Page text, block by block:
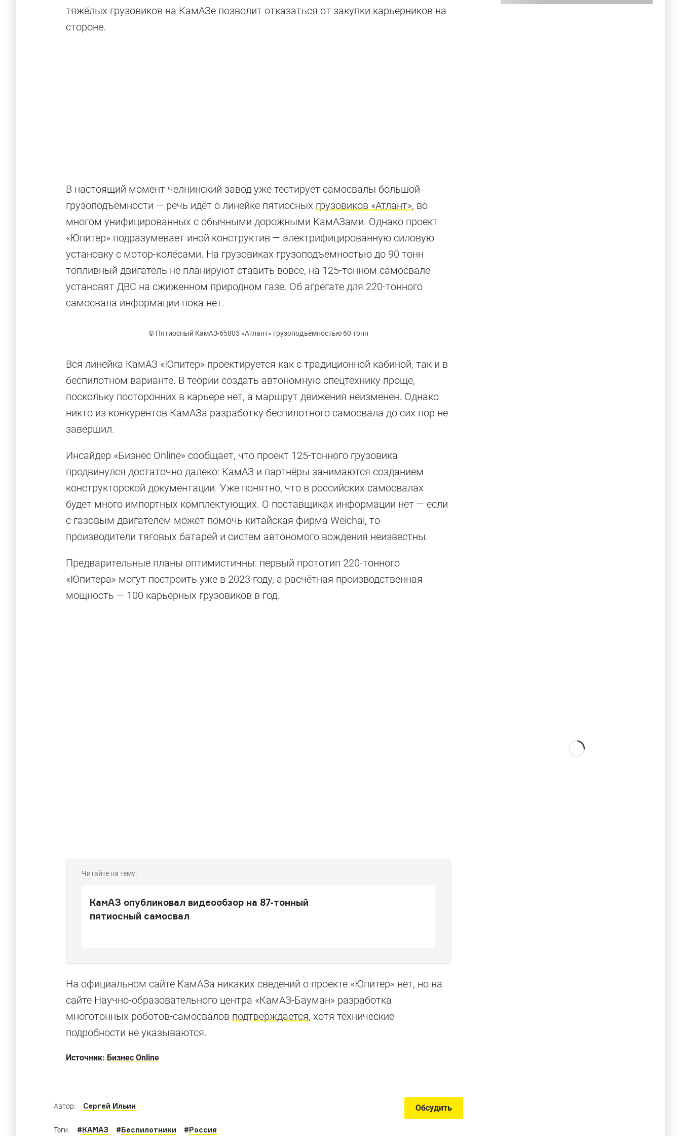
тяжёлых грузовиков на КамАЗе позволит отказаться от закупки карьерников на
стороне.
В настоящий момент челнинский завод уже тестирует самосвалы большой
грузоподъёмности — речь идёт о линейке пятиосных грузовиков «Атлант», во
многом унифицированных с обычными дорожными КамАЗами. Однако проект
«Юпитер» подразумевает иной конструктив — электрифицированную силовую
установку с мотор-колёсами. На грузовиках грузоподъёмностью до 90 тонн
топливный двигатель не планируют ставить вовсе, на 125-тонном самосвале
установят ДВС на сжиженном природном газе. Об агрегате для 220-тонного
самосвала информации пока нет.
© Пятиосный КамАЗ-65805 «Атлант» грузоподъёмностью 60 тонн
Вся линейка КамАЗ «Юпитер» проектируется как с традиционной кабиной, так и в
беспилотном варианте. В теории создать автономную спецтехнику проще,
поскольку посторонних в карьере нет, а маршрут движения неизменен. Однако
никто из конкурентов КамАЗа разработку беспилотного самосвала до сих пор не
завершил.
Инсайдер «Бизнес Online» сообщает, что проект 125-тонного грузовика
продвинулся достаточно далеко: КамАЗ и партнёры занимаются созданием
конструкторской документации. Уже понятно, что в российских самосвалах
будет много импортных комплектующих. О поставщиках информации нет — если
с газовым двигателем может помочь китайская фирма Weichai, то
производители тяговых батарей и систем автономого вождения неизвестны.
Предварительные планы оптимистичны: первый прототип 220-тонного
«Юпитера» могут построить уже в 2023 году, а расчётная производственная
мощность — 100 карьерных грузовиков в год.
Читайте на тему:
КамАЗ опубликовал видеообзор на 87-тонный
пятиосный самосвал
На официальном сайте КамАЗа никаких сведений о проекте «Юпитер» нет, но на
сайте Научно-образовательного центра «КамАЗ-Бауман» разработка
многотонных роботов-самосвалов подтверждается, хотя технические
подробности не указываются.
Источник: Бизнес Online
История побед КАМАЗа
Как КАМАЗ стал звездой мирового автоспорта? История главных побед в картинках
Обсудить
Автор: Сергей Ильин
Теги: #КАМАЗ #Беспилотники #Россия